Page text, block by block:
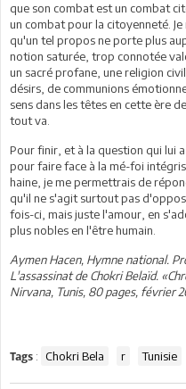
que son combat est un combat
un combat pour la citoyenneté.
qu'un tel propos ne porte plus
notion saturée, trop connotée
un sacré profane, une religion
désirs, de communions
sens dans les têtes en cette ère
tout va.
Pour finir, et à la question qui lui
pour faire face à la mé-foi
haine, je me permettrais de
qu'il ne s'agit surtout pas
fois-ci, mais juste l'amour, en
plus nobles en l'être humain.
Aymen Hacen, Hymne national.
L'assassinat de Chokri Belaïd.
Nirvana, Tunis, 80 pages, février
Tags : Chokri Bela r Tunisie